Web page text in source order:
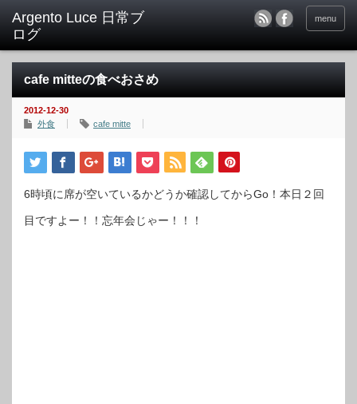
menu
cafe mitteの食べおさめ
2012-12-30
外食
cafe mitte
6時頃に席が空いているかどうか確認してからGo！本日２回
目ですよー！！忘年会じゃー！！！